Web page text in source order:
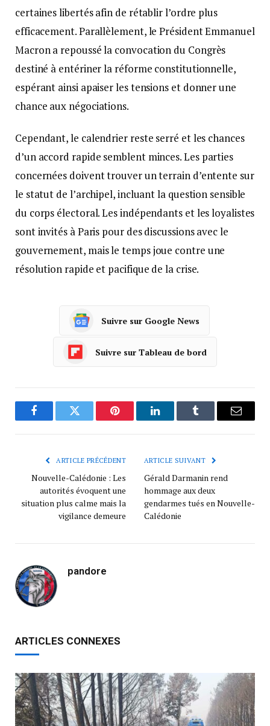
certaines libertés afin de rétablir l’ordre plus
efficacement. Parallèlement, le Président Emmanuel
Macron a repoussé la convocation du Congrès
destiné à entériner la réforme constitutionnelle,
espérant ainsi apaiser les tensions et donner une
chance aux négociations.
Cependant, le calendrier reste serré et les chances
d’un accord rapide semblent minces. Les parties
concernées doivent trouver un terrain d’entente sur
le statut de l’archipel, incluant la question sensible
du corps électoral. Les indépendants et les loyalistes
sont invités à Paris pour des discussions avec le
gouvernement, mais le temps joue contre une
résolution rapide et pacifique de la crise.
Suivre sur Google News
Suivre sur Tableau de bord
FacebookTwitter Pinterest LinkedInTumblr
ARTICLE PRÉCÉDENT
Nouvelle-Calédonie : Les
autorités évoquent une
situation plus calme mais la
vigilance demeure
ARTICLE SUIVANT
Gérald Darmanin rend
hommage aux deux
gendarmes tués en Nouvelle-
Calédonie
pandore
ARTICLES CONNEXES